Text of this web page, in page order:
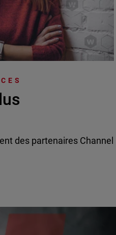
des partenaires Channel